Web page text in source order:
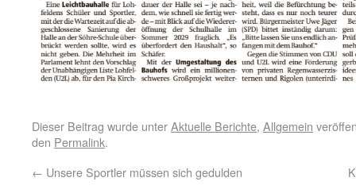
Dieser Beitrag wurde unterAktuelle Berichte, Allgemein
den Permalink.
← Unsere Sportler müssen sich gedulden